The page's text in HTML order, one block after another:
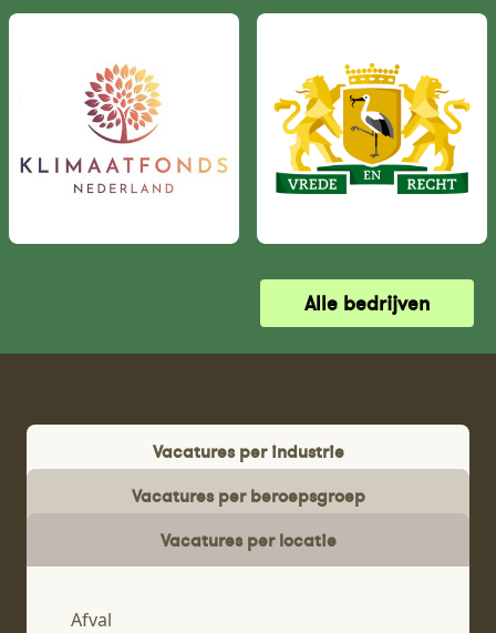
Alle bedrijven
Vacatures per industrie
Vacatures per beroepsgroep
Vacatures per locatie
Afval